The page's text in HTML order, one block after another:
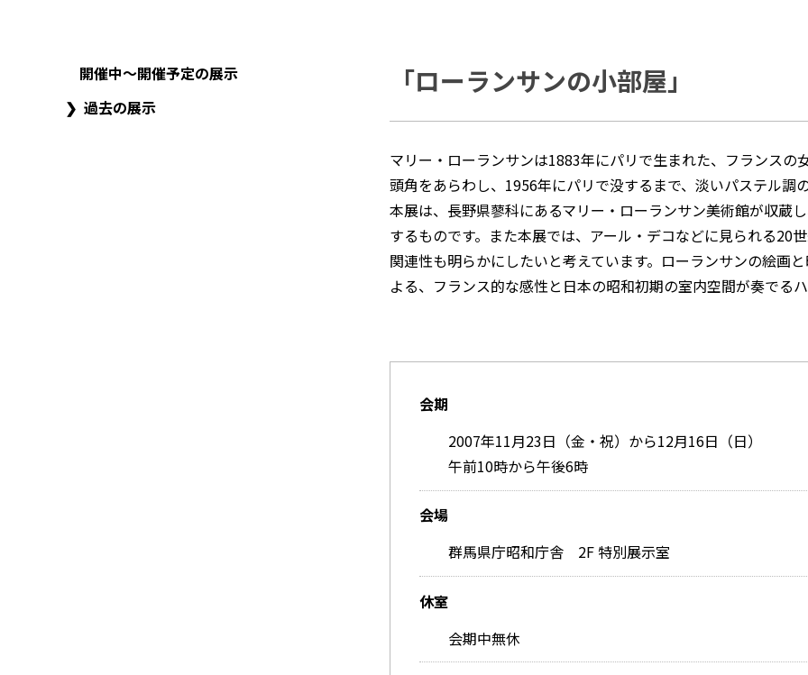
開催中～開催予定の展示
過去の展示
「ローランサンの小部屋」
マリー・ローランサンは1883年にパリで生まれた、フランスの
頭角をあらわし、1956年にパリで没するまで、淡いパステル調
本展は、長野県蓼科にあるマリー・ローランサン美術館が収蔵
するものです。また本展では、アール・デコなどに見られる20
関連性も明らかにしたいと考えています。ローランサンの絵画
よる、フランス的な感性と日本の昭和初期の室内空間が奏でる
会期
2007年11月23日（金・祝）から12月16日（日）
午前10時から午後6時
会場
群馬県庁昭和庁舎 2F 特別展示室
休室
会期中無休